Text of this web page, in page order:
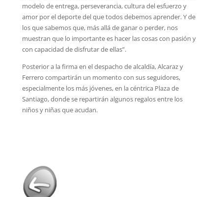
modelo de entrega, perseverancia, cultura del esfuerzo y
amor por el deporte del que todos debemos aprender. Y de
los que sabemos que, más allá de ganar o perder, nos
muestran que lo importante es hacer las cosas con pasión y
con capacidad de disfrutar de ellas”.
Posterior a la firma en el despacho de alcaldía, Alcaraz y
Ferrero compartirán un momento con sus seguidores,
especialmente los más jóvenes, en la céntrica Plaza de
Santiago, donde se repartirán algunos regalos entre los
niños y niñas que acudan.